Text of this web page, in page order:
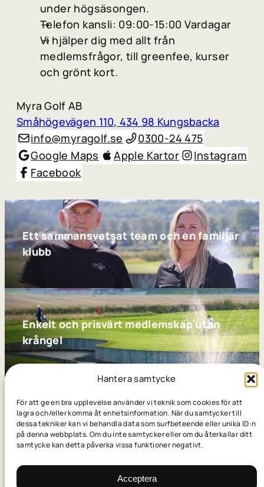
Hantera samtycke
För att ge en bra upplevelse använder vi teknik som cookies för att
lagra och/eller komma åt enhetsinformation. När du samtycker till
dessa tekniker kan vi behandla data som surfbeteende eller unika ID:n
på denna webbplats. Om du inte samtycker eller om du återkallar ditt
samtycke kan detta påverka vissa funktioner negativt.
Acceptera
under högsäsongen.
Telefon kansli: 09:00-15:00 Vardagar
Vi hjälper dig med allt från
medlemsfrågor, till greenfee, kurser
och grönt kort.
Myra Golf AB
Småhögevägen 110, 434 98 Kungsbacka
info@myragolf.se
0300-24 475
Google Maps
Apple Kartor
Instagram
Facebook
Ett sammansvetsat team och en familjär
klubb
Enkelt och prisvärt medlemskap utan
krångel
Träning, spel och trevlig
klubbverksamhet